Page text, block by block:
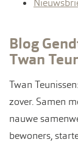
Blog
Twan
Twan
zover. Samen
nauwe
bewoners,